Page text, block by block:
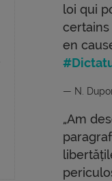
loi qui
en
— N.
„Am